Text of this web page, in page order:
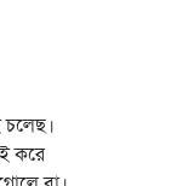
চলেছ।
করে